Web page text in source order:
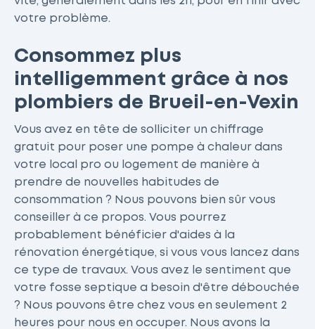
votre problème.
Consommez plus
intelligemment grâce à nos
plombiers de Brueil-en-Vexin
Vous avez en tête de solliciter un chiffrage
gratuit pour poser une pompe à chaleur dans
votre local pro ou logement de manière à
prendre de nouvelles habitudes de
consommation ? Nous pouvons bien sûr vous
conseiller à ce propos. Vous pourrez
probablement bénéficier d'aides à la
rénovation énergétique, si vous vous lancez dans
ce type de travaux. Vous avez le sentiment que
votre fosse septique a besoin d'être débouchée
? Nous pouvons être chez vous en seulement 2
heures pour nous en occuper. Nous avons la